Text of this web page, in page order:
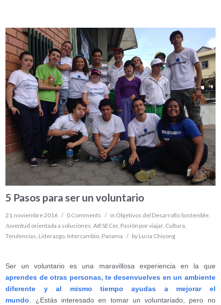
5 Pasos para ser un voluntario
21.noviembre 2016 / 0 Comments / in Objetivos del Desarrollo Sostenible,
Juventud orientada a soluciones,AIESECer, Pasión por viajar, Cultura,
Tendencias, Liderazgo, Intercambio, Panama / by Lucia Chiyong
Ser un voluntario es una maravillosa experiencia en la que
aprendes de otras personas, te desenvuelves en un ambiente
diferente y al mismo tiempo ayudas a mejorar el
mundo. ¿Estás interesado en tomar un voluntariado, pero no